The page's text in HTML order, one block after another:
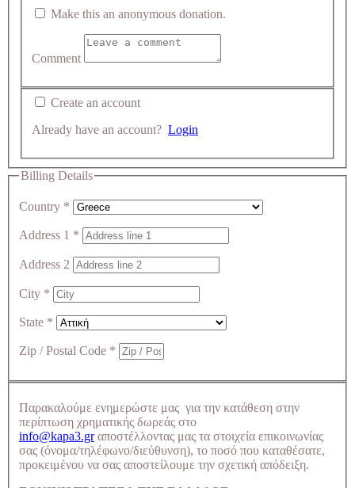
Make this an anonymous donation.
Comment
Create an account
Already have an account? Login
Billing Details
Country *
Address 1 *
Address 2
City *
State *
Zip / Postal Code *
Παρακαλούμε ενημερώστε μας για την κατάθεση στην
περίπτωση χρηματικής δωρεάς στο
info@kapa3.grαποστέλλοντας μας τα στοιχεία επικοινωνίας
σας (όνομα/τηλέφωνο/διεύθυνση), το ποσό που καταθέσατε,
προκειμένου να σας αποστείλουμε την σχετική απόδειξη.